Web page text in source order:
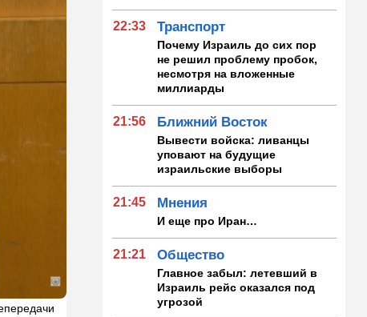
22:33 Транспорт
Почему Израиль до сих пор
не решил проблему пробок,
несмотря на вложенные
миллиарды
21:56 Ближний Восток
Вывести войска: ливанцы
уповают на будущие
израильские выборы
21:45 Мнения
И еще про Иран…
21:21 Общество
Главное забыл: летевший в
Израиль рейс оказался под
угрозой